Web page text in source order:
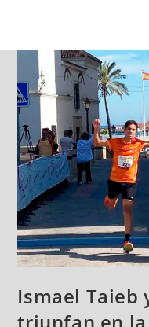
Ismael Taieb
triunfan en